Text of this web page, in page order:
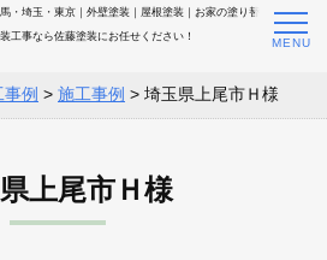
・埼玉・東京｜外壁塗装｜屋根塗装｜お家の塗り替
工事なら佐藤塗装にお任せください！
例 > 施工事例 > 埼玉県上尾市Ｈ様
上尾市Ｈ様